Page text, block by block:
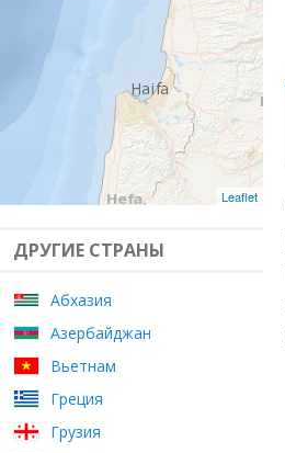
Leaflet
ДРУГИЕ СТРАНЫ
Абхазия
Азербайджан
Вьетнам
Греция
Грузия